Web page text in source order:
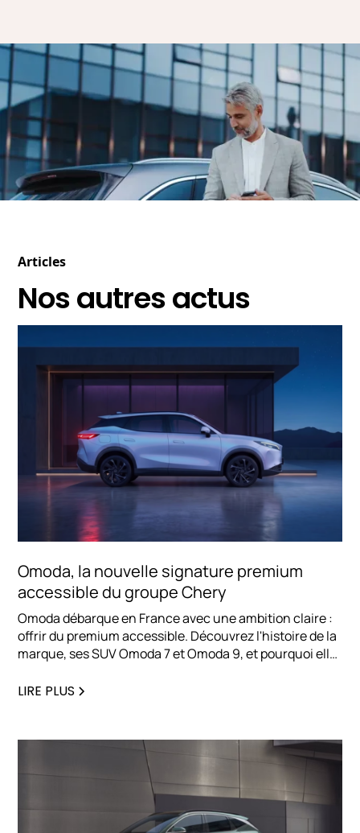
Articles
Nos autres actus
Omoda, la nouvelle signature premium
accessible du groupe Chery
Omoda débarque en France avec une ambition claire :
offrir du premium accessible. Découvrez l'histoire de la
marque, ses SUV Omoda 7 et Omoda 9, et pourquoi elle
alternative électrifiée haut de gamme.
LIRE PLUS